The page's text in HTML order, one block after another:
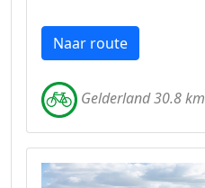
Naar route
Gelderland 30.8 km